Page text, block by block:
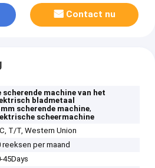
Contact nu
scherende machine van het
bladmetaal
scherende machine,
scheermachine
T/T, Western Union
reeksen per maand
45Days